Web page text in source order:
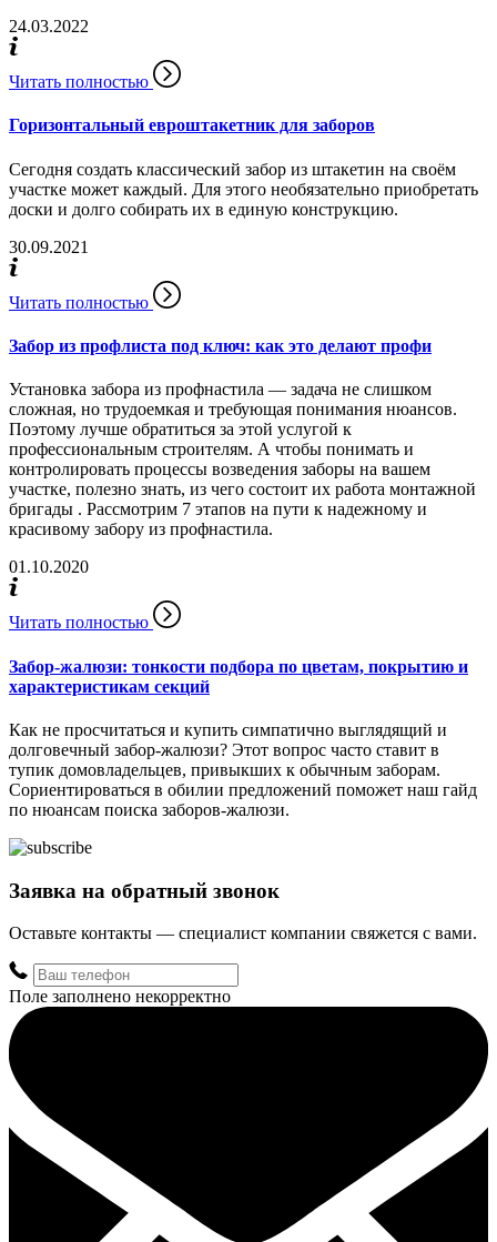
24.03.2022
Читать полностью
Горизонтальный евроштакетник для заборов
Сегодня создать классический забор из штакетин на своём
участке может каждый. Для этого необязательно приобретать
доски и долго собирать их в единую конструкцию.
30.09.2021
Читать полностью
Забор из профлиста под ключ: как это делают профи
Установка забора из профнастила — задача не слишком
сложная, но трудоемкая и требующая понимания нюансов.
Поэтому лучше обратиться за этой услугой к
профессиональным строителям. А чтобы понимать и
контролировать процессы возведения заборы на вашем
участке, полезно знать, из чего состоит их работа монтажной
бригады . Рассмотрим 7 этапов на пути к надежному и
красивому забору из профнастила.
01.10.2020
Читать полностью
Забор-жалюзи: тонкости подбора по цветам, покрытию и
характеристикам секций
Как не просчитаться и купить симпатично выглядящий и
долговечный забор-жалюзи? Этот вопрос часто ставит в
тупик домовладельцев, привыкших к обычным заборам.
Сориентироваться в обилии предложений поможет наш гайд
по нюансам поиска заборов-жалюзи.
Заявка на обратный звонок
Оставьте контакты — специалист компании свяжется с вами.
Поле заполнено некорректно